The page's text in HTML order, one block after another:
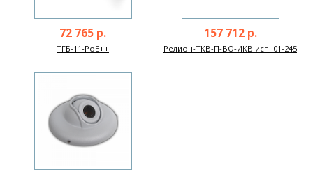
72 765 р.
ТГБ-11-PoE++
157 712 р.
Релион-ТКВ-П-ВО-ИКВ исп. 01-245